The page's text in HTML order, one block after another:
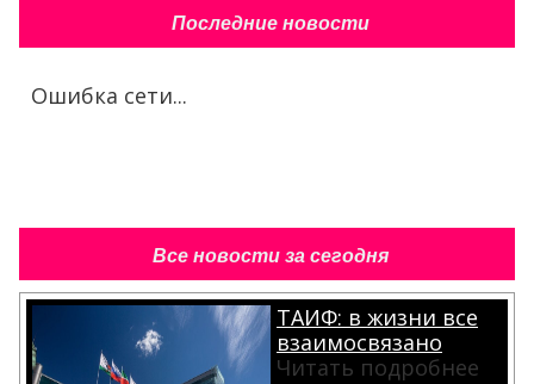
Последние новости
Ошибка сети...
Все новости за сегодня
ТАИФ: в жизни все
взаимосвязано
Читать подробнее